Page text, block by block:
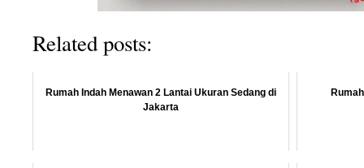
Related posts:
Rumah Indah Menawan 2 Lantai Ukuran Sedang di
Jakarta